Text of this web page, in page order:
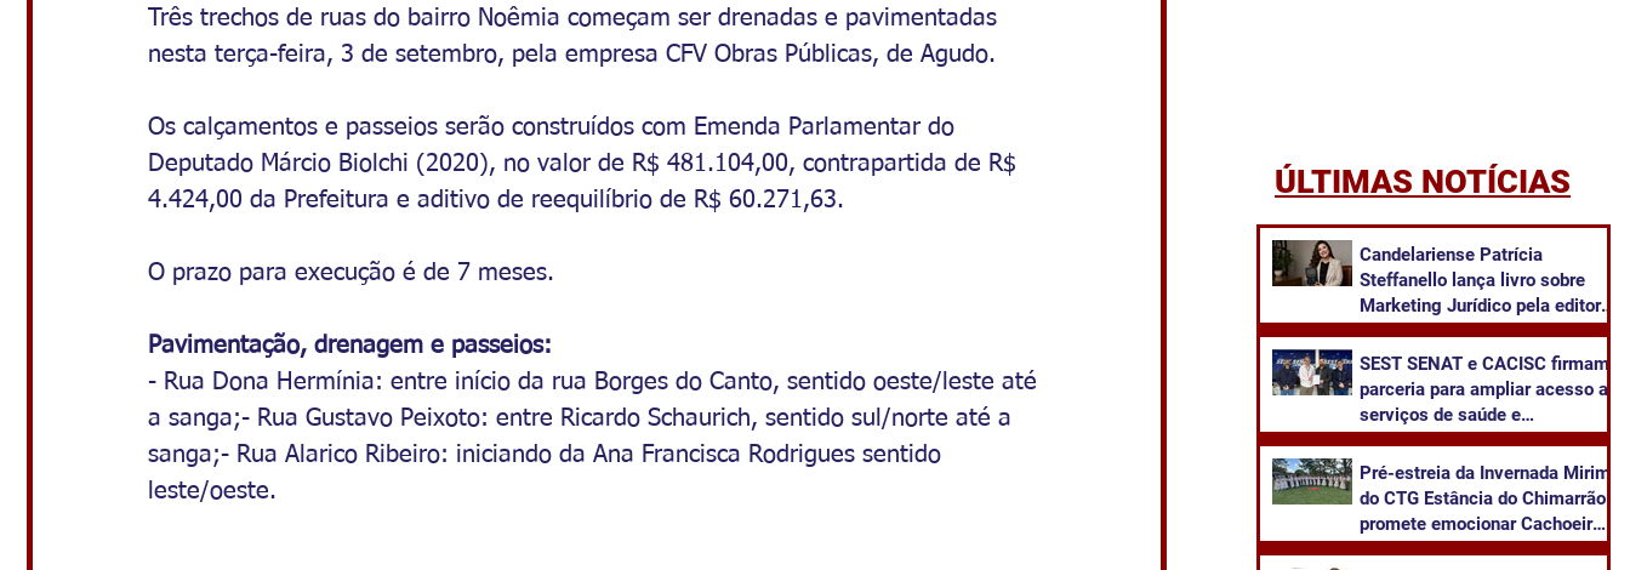
Três trechos de ruas do bairro Noêmia começam ser drenadas e pavimentadas
nesta terça-feira, 3 de setembro, pela empresa CFV Obras Públicas, de Agudo.
Os calçamentos e passeios serão construídos com Emenda Parlamentar do
Deputado Márcio Biolchi (2020), no valor de R$ 481.104,00, contrapartida de R$
4.424,00 da Prefeitura e aditivo de reequilíbrio de R$ 60.271,63.
O prazo para execução é de 7 meses.
Pavimentação, drenagem e passeios:
- Rua Dona Hermínia: entre início da rua Borges do Canto, sentido oeste/leste até
a sanga;- Rua Gustavo Peixoto: entre Ricardo Schaurich, sentido sul/norte até a
sanga;- Rua Alarico Ribeiro: iniciando da Ana Francisca Rodrigues sentido
leste/oeste.
ÚLTIMAS NOTÍCIAS
Candelariense Patrícia
Steffanello lança livro sobre
Marketing Jurídico pela editora
SEST SENAT e CACISC firmam
parceria para ampliar acesso a
serviços de saúde e
Pré-estreia da Invernada Mirim
do CTG Estância do Chimarrão
promete emocionar Cachoeira